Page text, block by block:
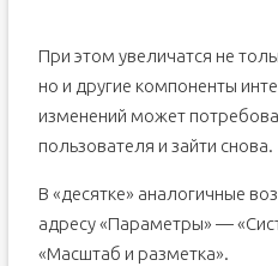
При этом увеличатся не
но и другие компоненты
изменений может
пользователя и зайти снова.
В «десятке» аналогичные
адресу «Параметры» —
«Масштаб и разметка».